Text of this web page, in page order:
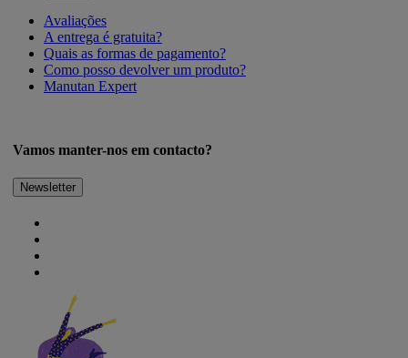
Avaliações
A entrega é gratuita?
Quais as formas de pagamento?
Como posso devolver um produto?
Manutan Expert
Vamos manter-nos em contacto?
Newsletter